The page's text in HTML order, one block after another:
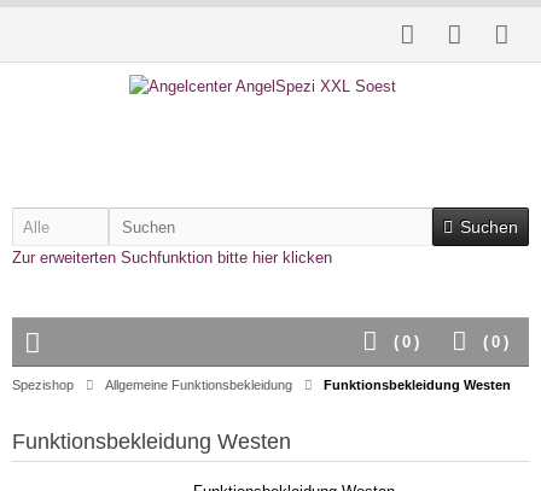
Suchen
Zur erweiterten Suchfunktion bitte hier klicken
( 0 )
( 0 )
Spezishop Allgemeine Funktionsbekleidung Funktionsbekleidung Westen
Funktionsbekleidung Westen